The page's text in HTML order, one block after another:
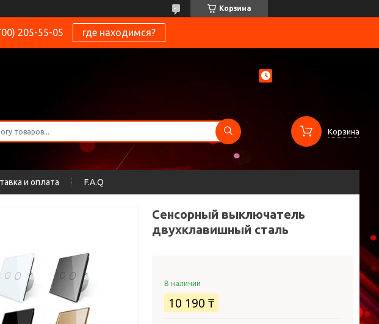
Корзина
205-55-05 где находимся?
Корзина
и оплата F.A.Q
Cенсорный выключатель
двухклавишный сталь
В наличии
10 190 ₸